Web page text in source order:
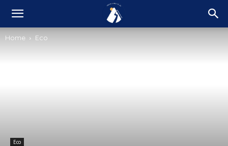
Home Eco
Eco